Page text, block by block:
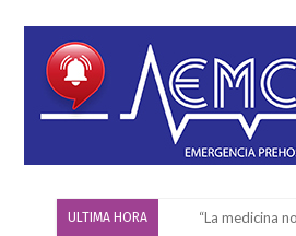
ULTIMA HORA “La medicina